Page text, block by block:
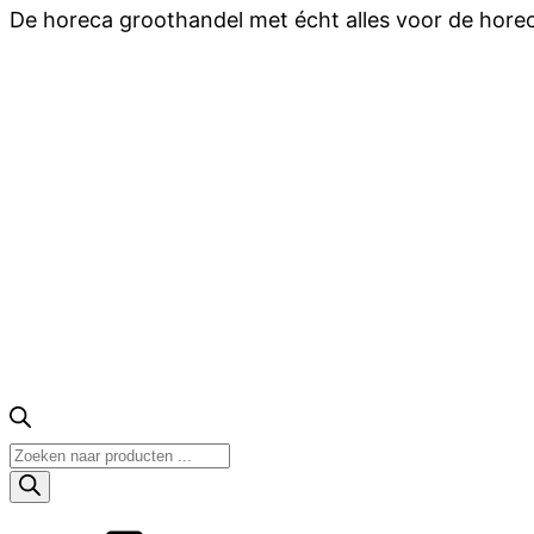
De horeca groothandel met écht alles voor de
Producten
zoeken